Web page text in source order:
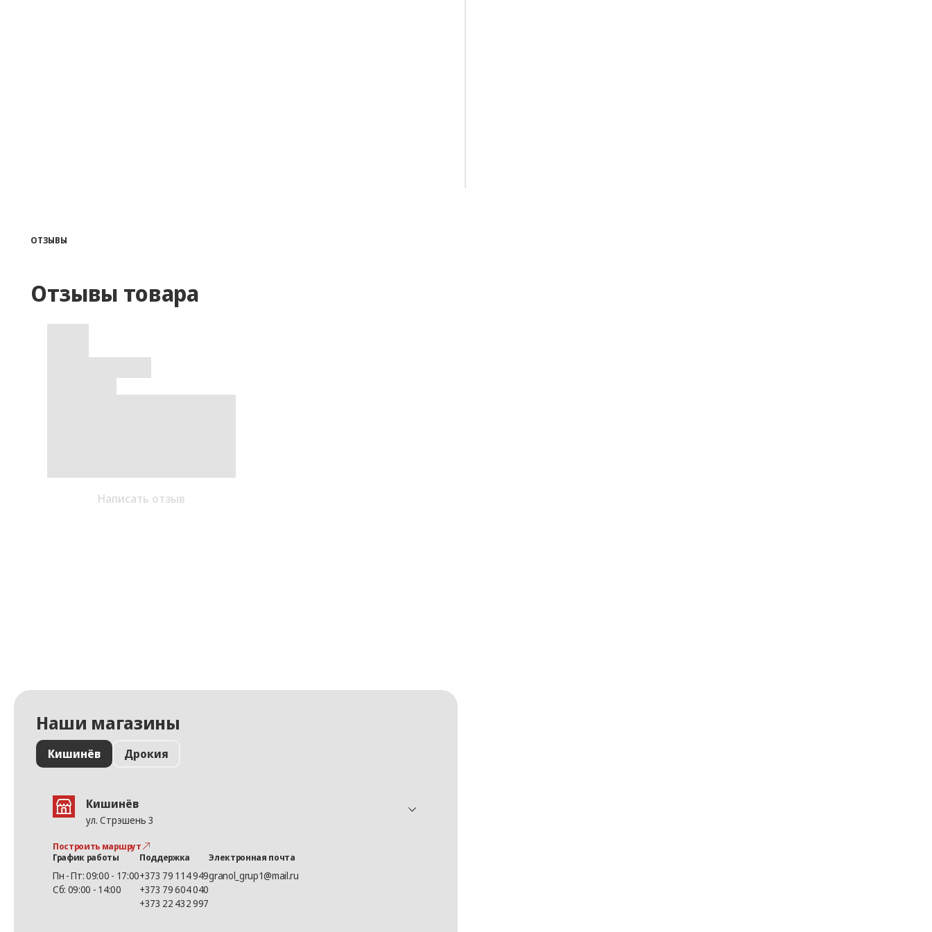
ОТЗЫВЫ
Отзывы товара
Написать отзыв
Наши магазины
Кишинёв Дрокия
Кишинёв
ул. Стрэшень 3
Построить маршрут
График работы
Пн - Пт: 09:00 - 17:00
Сб: 09:00 - 14:00
Поддержка
+373 79 114 949
+373 79 604 040
+373 22 432 997
Электронная почта
granol_grup1@mail.ru